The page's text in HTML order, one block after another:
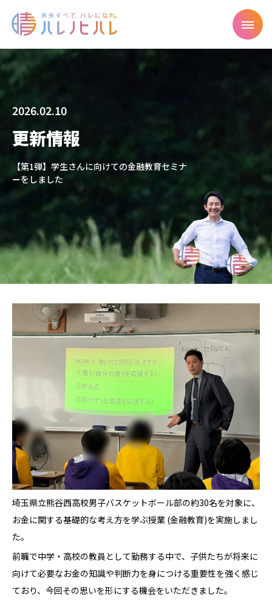
2026.02.10
更新情報
【第1弾】学生さんに向けての金融教育セミナ
ーをしました
埼玉県立熊谷西高校男子バスケットボール部の約30名を対象に、
お金に関する基礎的な考え方を学ぶ授業 (金融教育)を実施しまし
た。
前職で中学・高校の教員として勤務する中で、子供たちが将来に
向けて必要なお金の知識や判断力を身につける重要性を強く感じ
ており、今回その思いを形にする機会をいただきました。